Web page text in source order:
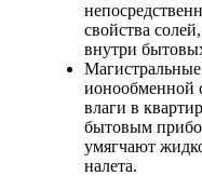
свойства
внутри
ионообменной
влаги в
бытовым
умягчают
налета.